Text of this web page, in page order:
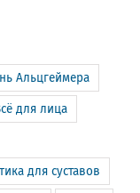
Альцгеймера
для лица
для суставов